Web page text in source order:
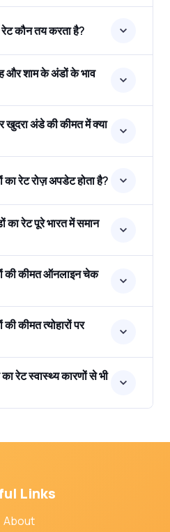
कौन तय करता है?
शाम के अंडों के भाव
अंडे की कीमत में क्या
रेट रोज़ अपडेट होता है?
रेट पूरे भारत में समान
की कीमत ऑनलाइन चेक
कीमत त्योहारों पर
रेट स्वास्थ्य कारणों से भी
Links
About